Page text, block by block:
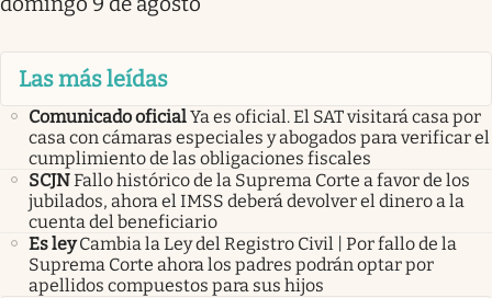
Las más leídas
Comunicado oficialYa es oficial. El SAT visitará casa por
casa con cámaras especiales y abogados para verificar el
cumplimiento de las obligaciones fiscales
SCJNFallo histórico de la Suprema Corte a favor de los
jubilados, ahora el IMSS deberá devolver el dinero a la
cuenta del beneficiario
Es ley Cambia la Ley del Registro Civil | Por fallo de la
Suprema Corte ahora los padres podrán optar por
apellidos compuestos para sus hijos